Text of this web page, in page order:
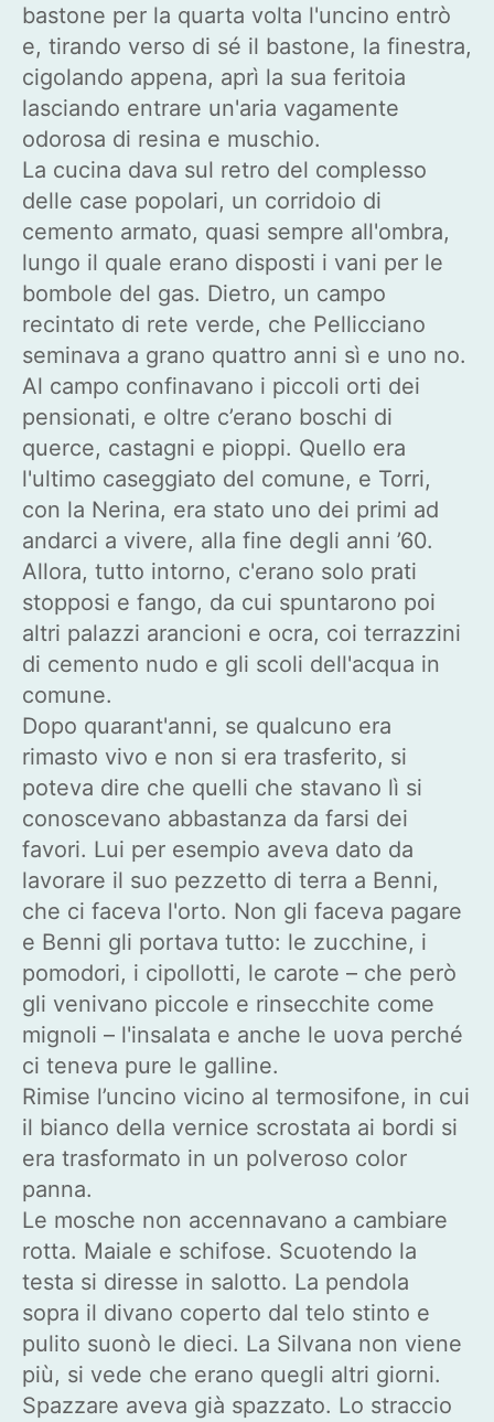
bastone per la quarta volta l'uncino entrò
e, tirando verso di sé il bastone, la finestra,
cigolando appena, aprì la sua feritoia
lasciando entrare un'aria vagamente
odorosa di resina e muschio.
La cucina dava sul retro del complesso
delle case popolari, un corridoio di
cemento armato, quasi sempre all'ombra,
lungo il quale erano disposti i vani per le
bombole del gas. Dietro, un campo
recintato di rete verde, che Pellicciano
seminava a grano quattro anni sì e uno no.
Al campo confinavano i piccoli orti dei
pensionati, e oltre c’erano boschi di
querce, castagni e pioppi. Quello era
l'ultimo caseggiato del comune, e Torri,
con la Nerina, era stato uno dei primi ad
andarci a vivere, alla fine degli anni ’60.
Allora, tutto intorno, c'erano solo prati
stopposi e fango, da cui spuntarono poi
altri palazzi arancioni e ocra, coi terrazzini
di cemento nudo e gli scoli dell'acqua in
comune.
Dopo quarant'anni, se qualcuno era
rimasto vivo e non si era trasferito, si
poteva dire che quelli che stavano lì si
conoscevano abbastanza da farsi dei
favori. Lui per esempio aveva dato da
lavorare il suo pezzetto di terra a Benni,
che ci faceva l'orto. Non gli faceva pagare
e Benni gli portava tutto: le zucchine, i
pomodori, i cipollotti, le carote – che però
gli venivano piccole e rinsecchite come
mignoli – l'insalata e anche le uova perché
ci teneva pure le galline.
Rimise l’uncino vicino al termosifone, in cui
il bianco della vernice scrostata ai bordi si
era trasformato in un polveroso color
panna.
Le mosche non accennavano a cambiare
rotta. Maiale e schifose. Scuotendo la
testa si diresse in salotto. La pendola
sopra il divano coperto dal telo stinto e
pulito suonò le dieci. La Silvana non viene
più, si vede che erano quegli altri giorni.
Spazzare aveva già spazzato. Lo straccio